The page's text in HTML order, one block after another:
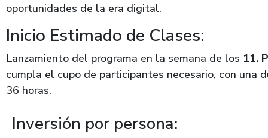
oportunidades de la era digital.
Inicio Estimado de Clases:
Lanzamiento del programa en la semana de los 11.
cumpla el cupo de participantes necesario, con una
36 horas.
Inversión por persona: